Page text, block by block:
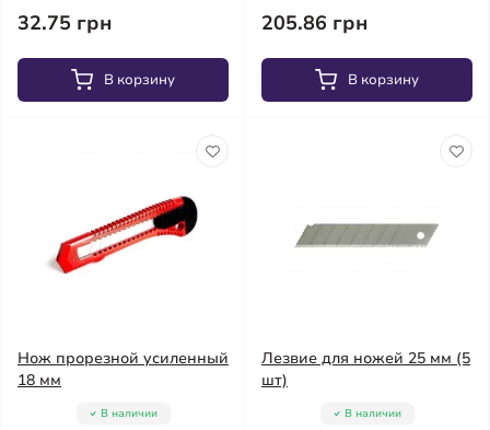
32.75 грн
В корзину
205.86 грн
В корзину
Нож прорезной усиленный
18 мм
В наличии
Лезвие для ножей 25 мм (5
шт)
В наличии